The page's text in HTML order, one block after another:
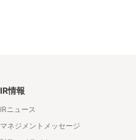
IR情報
IRニュース
マネジメントメッセージ